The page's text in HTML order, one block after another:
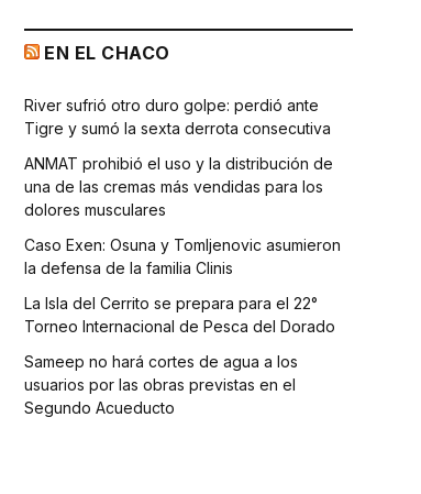
EN EL CHACO
River sufrió otro duro golpe: perdió ante
Tigre y sumó la sexta derrota consecutiva
ANMAT prohibió el uso y la distribución de
una de las cremas más vendidas para los
dolores musculares
Caso Exen: Osuna y Tomljenovic asumieron
la defensa de la familia Clinis
La Isla del Cerrito se prepara para el 22°
Torneo Internacional de Pesca del Dorado
Sameep no hará cortes de agua a los
usuarios por las obras previstas en el
Segundo Acueducto